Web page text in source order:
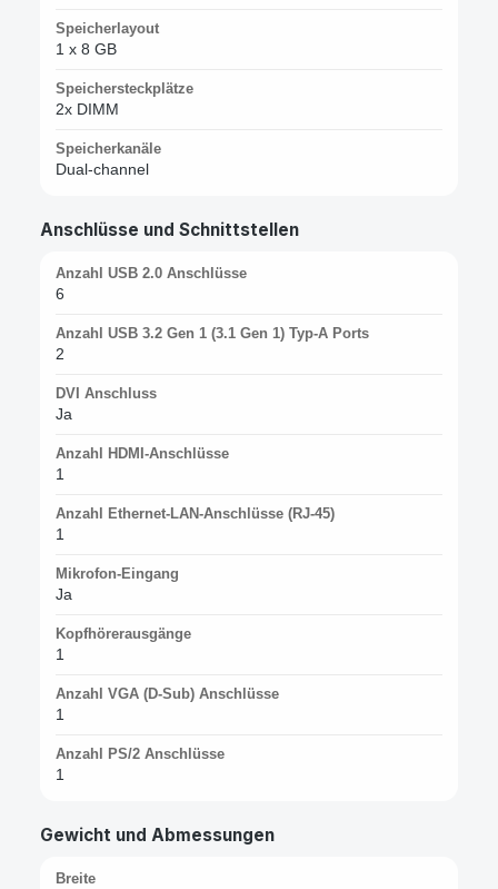
Speicherlayout
1 x 8 GB
Speichersteckplätze
2x DIMM
Speicherkanäle
Dual-channel
Anschlüsse und Schnittstellen
Anzahl USB 2.0 Anschlüsse
6
Anzahl USB 3.2 Gen 1 (3.1 Gen 1) Typ-A Ports
2
DVI Anschluss
Ja
Anzahl HDMI-Anschlüsse
1
Anzahl Ethernet-LAN-Anschlüsse (RJ-45)
1
Mikrofon-Eingang
Ja
Kopfhörerausgänge
1
Anzahl VGA (D-Sub) Anschlüsse
1
Anzahl PS/2 Anschlüsse
1
Gewicht und Abmessungen
Breite